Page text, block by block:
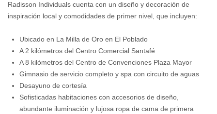
Radisson Individuals cuenta con un diseño y decoración de
inspiración local y comodidades de primer nivel, que incluyen:
Ubicado en La Milla de Oro en El Poblado
A 2 kilómetros del Centro Comercial Santafé
A 8 kilómetros del Centro de Convenciones Plaza Mayor
Gimnasio de servicio completo y spa con circuito de aguas
Desayuno de cortesía
Sofisticadas habitaciones con accesorios de diseño,
abundante iluminación y lujosa ropa de cama de primera